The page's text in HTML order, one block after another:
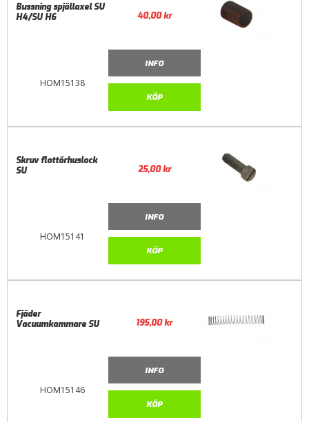
HOM15138
Bussning spjällaxel SU
H4/SU H6
40,00kr
INFO
KÖP
HOM15141
Skruv flottörhuslock
SU
25,00kr
INFO
KÖP
HOM15146
Fjäder
Vacuumkammare SU
195,00kr
INFO
KÖP